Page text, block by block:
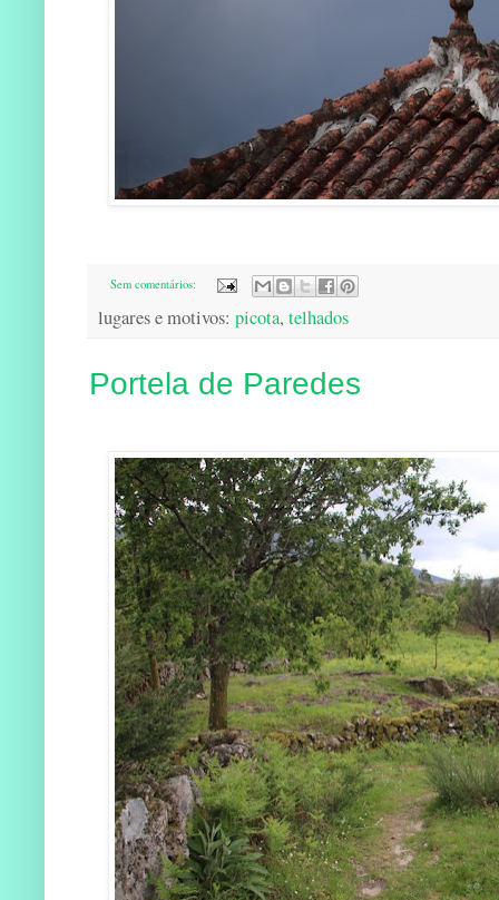
Sem comentários:
lugares e motivos: picota, telhados
Portela de Paredes